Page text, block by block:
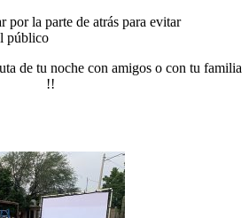
por la parte de atrás para evitar
público
de tu noche con amigos o con tu familia
!!